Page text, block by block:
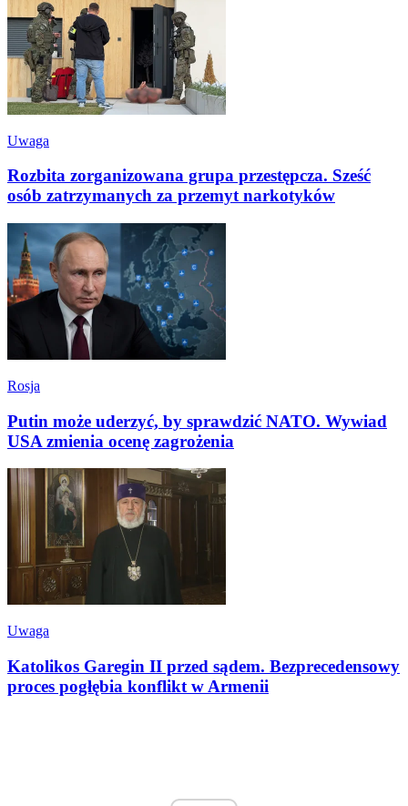
Uwaga
Rozbita zorganizowana grupa przestępcza. Sześć
osób zatrzymanych za przemyt narkotyków
Rosja
Putin może uderzyć, by sprawdzić NATO. Wywiad
USA zmienia ocenę zagrożenia
Uwaga
Katolikos Garegin II przed sądem. Bezprecedensowy
proces pogłębia konflikt w Armenii